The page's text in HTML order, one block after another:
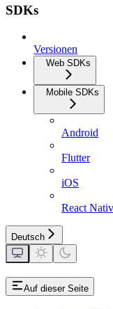
SDKs
Versionen
Web SDKs
Mobile SDKs
Android
Flutter
iOS
React
Deutsch
Auf dieser Seite